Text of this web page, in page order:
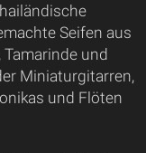
Seifen aus
und
Miniaturgitarren,
und Flöten